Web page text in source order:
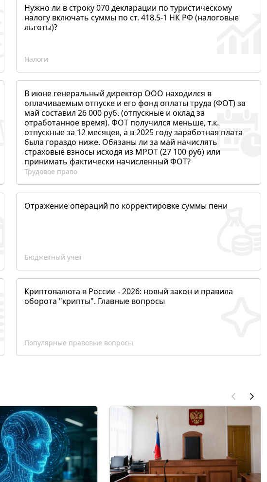
Нужно ли в строку 070 декларации по туристическому
налогу включать суммы по ст. 418.5-1 НК РФ (налоговые
льготы)?
Налоги
В июне генеральный директор ООО находился в
оплачиваемым отпуске и его фонд оплаты труда (ФОТ) за
май составил 26 000 руб. (отпускные и оклад за
отработанное время). ФОТ получился меньше, т.к.
отпускные за 12 месяцев, а в 2025 году заработная плата
была гораздо ниже. Обязаны ли за май начислять
страховые взносы исходя из МРОТ (27 100 руб) или
принимать фактически начисленный ФОТ?
Трудовое право
Отражение операций по корректировке суммы пени
Бюджетный учет
Криптовалюта в России - 2026: новый закон и правила
оборота "крипты". Главные вопросы
Популярные правовые вопросы